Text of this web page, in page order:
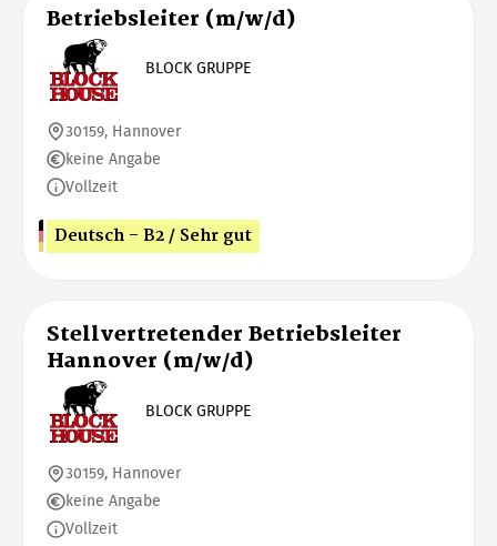
Betriebsleiter (m/w/d)
BLOCK GRUPPE
30159, Hannover
keine Angabe
Vollzeit
Deutsch - B2 / Sehr gut
Stellvertretender Betriebsleiter
Hannover (m/w/d)
BLOCK GRUPPE
30159, Hannover
keine Angabe
Vollzeit